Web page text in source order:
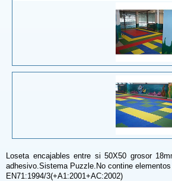
Loseta encajables entre si 50X50 grosor
adhesivo.Sistema Puzzle.No contine
EN71:1994/3(+A1:2001+AC:2002)